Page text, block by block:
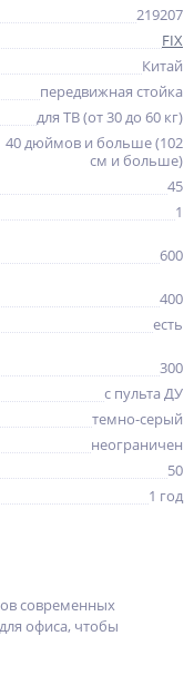
219207
FIX
Китай
передвижная стойка
для ТВ (от 30 до 60 кг)
40 дюймов и больше (102
см и больше)
45
1
600
400
есть
300
с пульта ДУ
темно-серый
неограничен
50
1 год
современных
офиса, чтобы